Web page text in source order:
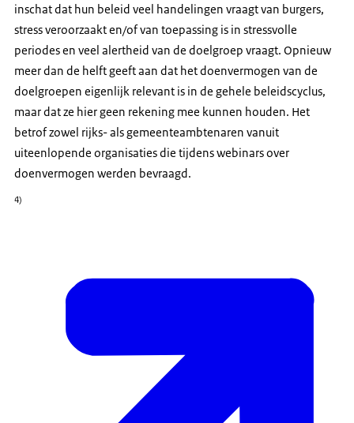
inschat dat hun beleid veel handelingen vraagt van burgers,
stress veroorzaakt en/of van toepassing is in stressvolle
periodes en veel alertheid van de doelgroep vraagt. Opnieuw
meer dan de helft geeft aan dat het doenvermogen van de
doelgroepen eigenlijk relevant is in de gehele beleidscyclus,
maar dat ze hier geen rekening mee kunnen houden. Het
betrof zowel rijks- als gemeenteambtenaren vanuit
uiteenlopende organisaties die tijdens webinars over
doenvermogen werden bevraagd.
4)